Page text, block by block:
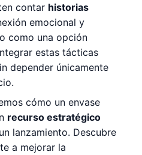
contar historias
emocional y
como una opción
estas tácticas
depender únicamente
cómo un envase
recurso estratégico
lanzamiento. Descubre
a mejorar la